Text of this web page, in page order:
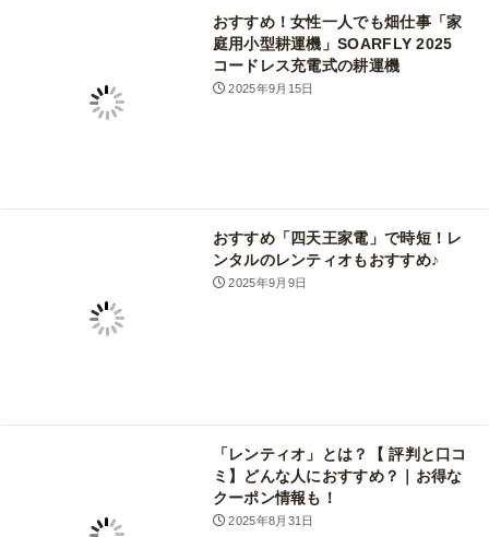
おすすめ！女性一人でも畑仕事「家
庭用小型耕運機」SOARFLY 2025
コードレス充電式の耕運機
2025年9月15日
おすすめ「四天王家電」で時短！レ
ンタルのレンティオもおすすめ♪
2025年9月9日
「レンティオ」とは？【 評判と口コ
ミ】どんな人におすすめ？｜お得な
クーポン情報も！
2025年8月31日